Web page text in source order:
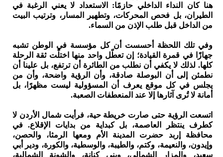
هنا كان النداء الداخلي حازمًا: الاستعداد لا يعني الرغبة في
الطيران، بل فحص المحركات، وتطهير المسار، وترتيب البيت
من الداخل قبل طلب الإذن من السماء.
وفي تلك اللحظة أحسست أن كل مؤسسة في الوطن تشبه
جهازًا في قمرة القيادة؛ إن تعطّل واحد منها اختلّت ثقة الرحلة
كلها. لذلك لا يكفي أن نطلب من الطائرة أن ترتفع، بل علينا أن
نطمئن إلى أن البوصلة صادقة، وأن الرؤية واضحة، وأن من
يجلس في كل موقع يعرف أن المسؤولية ليست مظهرًا، بل
أمانة لا تُرى آثارها إلا عند المنعطفات الصعبة.
اتسعت الرؤية حتى صارت خريطة حية، فرأيت شمال الأردن لا
كطرف ينتظر العاصمة، بل كبداية من بدايات الإقلاع. في
محافظة إربد حضرت المدينة الأم ومعها الرمثا، والحصن،
وإيدون، والنعيمة، وكتم، والطيبة، والوسطية، والكورة، ودير أبي
سعيد، والمزار الشمالي، وبني كنانة، والشونة الشمالية،